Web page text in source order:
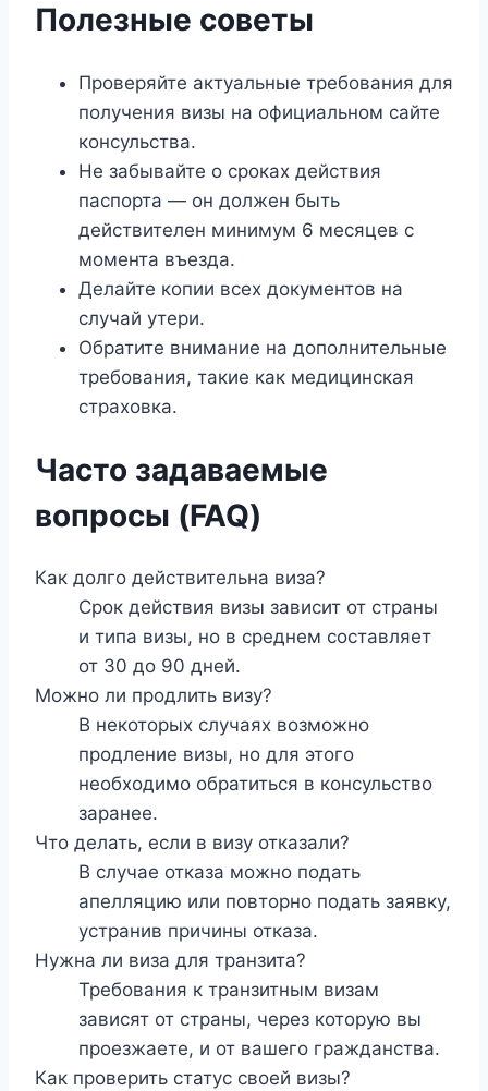
Полезные советы
Проверяйте актуальные требования для
получения визы на официальном сайте
консульства.
Не забывайте о сроках действия
паспорта — он должен быть
действителен минимум 6 месяцев с
момента въезда.
Делайте копии всех документов на
случай утери.
Обратите внимание на дополнительные
требования, такие как медицинская
страховка.
Часто задаваемые
вопросы (FAQ)
Как долго действительна виза?
Срок действия визы зависит от страны
и типа визы, но в среднем составляет
от 30 до 90 дней.
Можно ли продлить визу?
В некоторых случаях возможно
продление визы, но для этого
необходимо обратиться в консульство
заранее.
Что делать, если в визу отказали?
В случае отказа можно подать
апелляцию или повторно подать заявку,
устранив причины отказа.
Нужна ли виза для транзита?
Требования к транзитным визам
зависят от страны, через которую вы
проезжаете, и от вашего гражданства.
Как проверить статус своей визы?